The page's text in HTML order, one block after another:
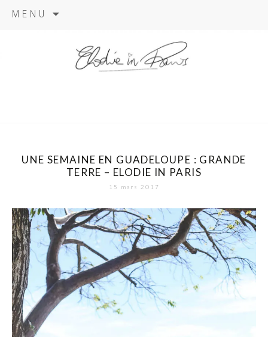
MENU
UNE SEMAINE EN GUADELOUPE : GRANDE
TERRE – ELODIE IN PARIS
15 mars 2017